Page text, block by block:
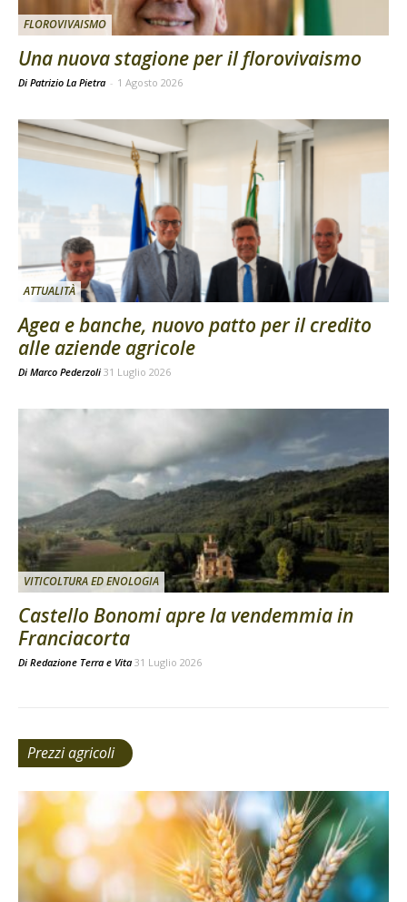
FLOROVIVAISMO
Una nuova stagione per il florovivaismo
Di Patrizio La Pietra - 1 Agosto 2026
ATTUALITÀ
Agea e banche, nuovo patto per il credito
alle aziende agricole
Di Marco Pederzoli 31 Luglio 2026
VITICOLTURA ED ENOLOGIA
Castello Bonomi apre la vendemmia in
Franciacorta
Di Redazione Terra e Vita 31 Luglio 2026
Prezzi agricoli